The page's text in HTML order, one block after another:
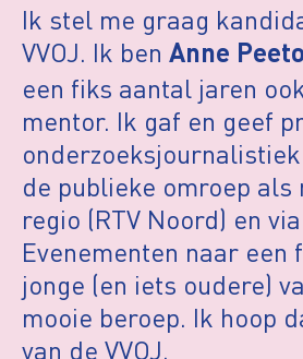
Ik stel me graag
VVOJ. Ik ben Anne
een fiks aantal jaren
mentor. Ik gaf en geef
de publieke omroep
regio (RTV Noord) en
Evenementen naar
jonge (en iets oudere)
mooie beroep. Ik hoop
van de VVOJ.